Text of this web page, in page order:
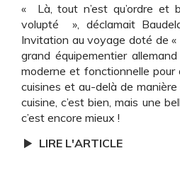
« Là, tout n’est qu’ordre et
volupté », déclamait
Invitation au voyage doté de
grand équipementier
moderne et fonctionnelle pour
cuisines et au-delà de
cuisine, c’est bien, mais une
c’est encore mieux !
LIRE L'ARTICLE